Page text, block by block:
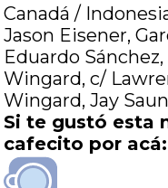
Canadá /
Jason Eisener,
Eduardo
Wingard, c/
Wingard, Jay
Si te gustó esta
cafecito por acá: